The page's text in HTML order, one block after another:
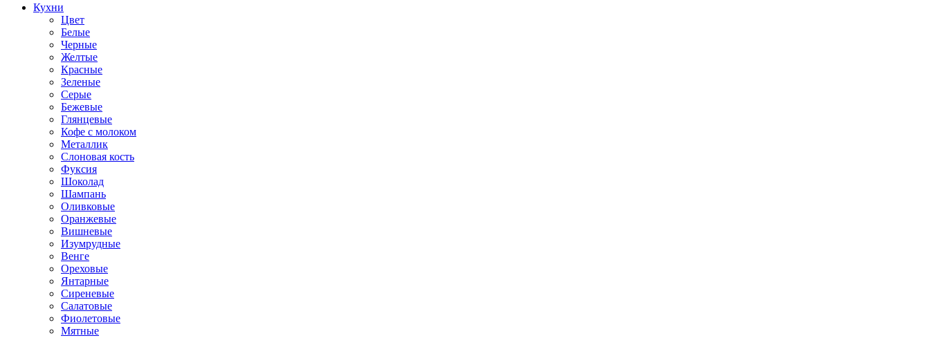
Кухни
Цвет
Белые
Черные
Желтые
Красные
Зеленые
Серые
Бежевые
Глянцевые
Кофе с молоком
Металлик
Слоновая кость
Фуксия
Шоколад
Шампань
Оливковые
Оранжевые
Вишневые
Изумрудные
Венге
Ореховые
Янтарные
Сиреневые
Салатовые
Фиолетовые
Мятные